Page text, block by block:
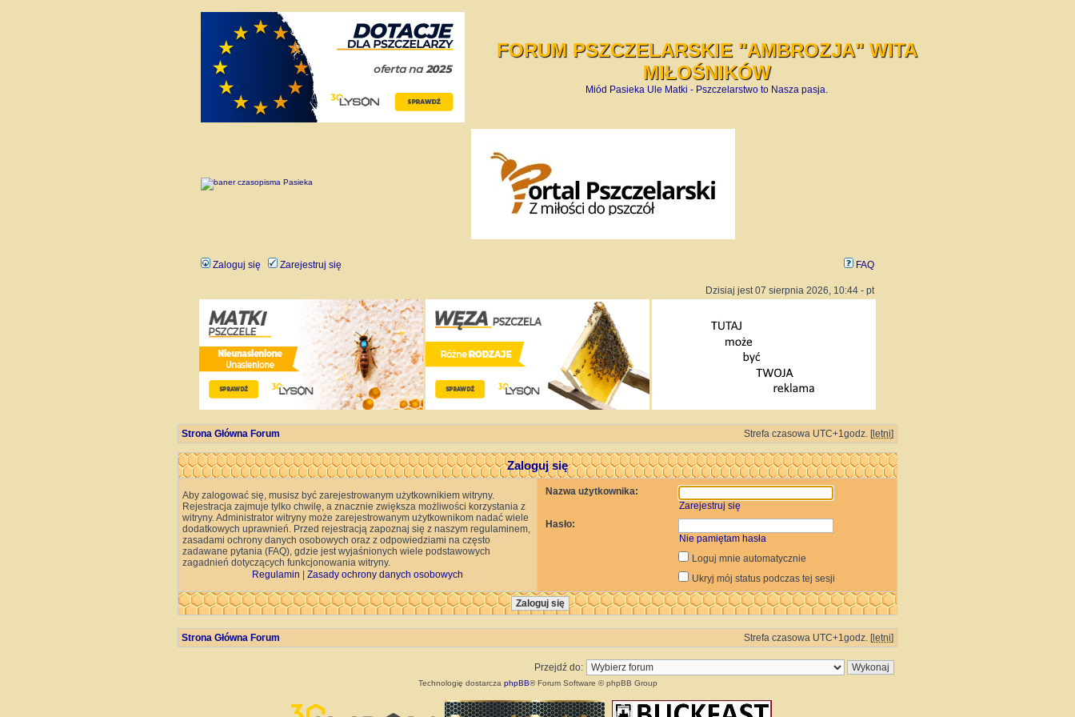
FORUM PSZCZELARSKIE "AMBROZJA" WITA
MIŁOŚNIKÓW
Miód Pasieka Ule Matki - Pszczelarstwo to Nasza pasja.
Zaloguj się Zarejestruj się FAQ
Dzisiaj jest 07 sierpnia 2026, 10:44 - pt
Strona Główna Forum Strefa czasowa UTC+1godz. [letni]
Zaloguj się
Aby zalogować się, musisz być zarejestrowanym użytkownikiem witryny.
Rejestracja zajmuje tylko chwilę, a znacznie zwiększa możliwości korzystania z
witryny. Administrator witryny może zarejestrowanym użytkownikom nadać wiele
dodatkowych uprawnień. Przed rejestracją zapoznaj się z naszym regulaminem,
zasadami ochrony danych osobowych oraz z odpowiedziami na często
zadawane pytania (FAQ), gdzie jest wyjaśnionych wiele podstawowych
zagadnień dotyczących funkcjonowania witryny.
Regulamin
Zasady ochrony danych osobowych
Nazwa użytkownika:
Zarejestruj się
Hasło:
Nie pamiętam hasła
Loguj mnie automatycznie
Ukryj mój status podczas tej sesji
Strona Główna Forum Strefa czasowa UTC+1godz. [letni]
Przejdź do:
Technologię dostarcza phpBB® Forum Software © phpBB Group